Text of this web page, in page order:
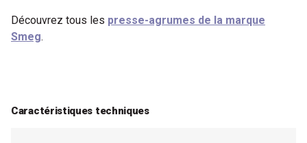
Découvrez tous les presse-agrumes de la marque
Smeg.
Caractéristiques techniques